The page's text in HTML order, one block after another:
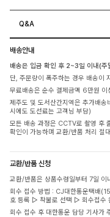
Q&A
배송안내
배송은 입금 확인 후 2~3일 이내(주
단, 주문량이 폭주하는 경우 배송이
무료배송은 순수 결제금액 6만원 이
제주도 및 도서산간지역은 추가배
시에도 도선료는 고객님 부담)
모든 배송 과정은 CCTV로 촬영 후
확인이 가능하며 교환/반품 처리 절
교환/반품 신청
교환/반품은 상품수령일부터 7일 이
회수 접수 방법 : CJ대한통운택배
호 등록 ▷ 착불로 선택 ▷ 회수접수
회수 접수 후 대한통운 담당 기사가